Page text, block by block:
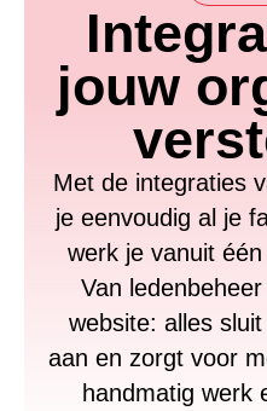
jouw
Met de integraties
je eenvoudig al je
werk je vanuit
Van
website: alles
aan en zorgt voor
handmatig werk